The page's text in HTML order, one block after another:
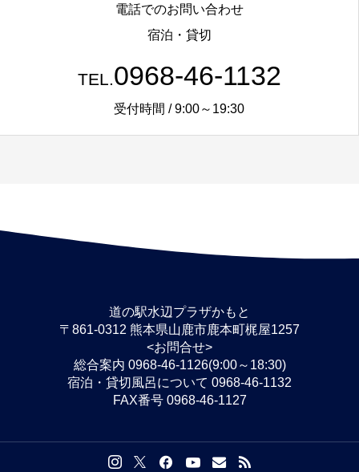
電話でのお問い合わせ
宿泊・貸切
TEL.0968-46-1132
受付時間 / 9:00～19:30
道の駅水辺プラザかもと
〒861-0312 熊本県山鹿市鹿本町梶屋1257
<お問合せ>
総合案内 0968-46-1126(9:00～18:30)
宿泊・貸切風呂について 0968-46-1132
FAX番号 0968-46-1127